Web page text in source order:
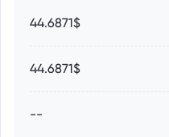
44.6871$
44.6871$
--